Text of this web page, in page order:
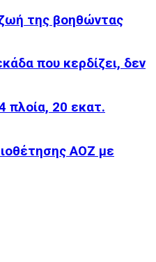
της βοηθώντας
που κερδίζει, δεν
πλοία, 20 εκατ.
ΑΟΖ με